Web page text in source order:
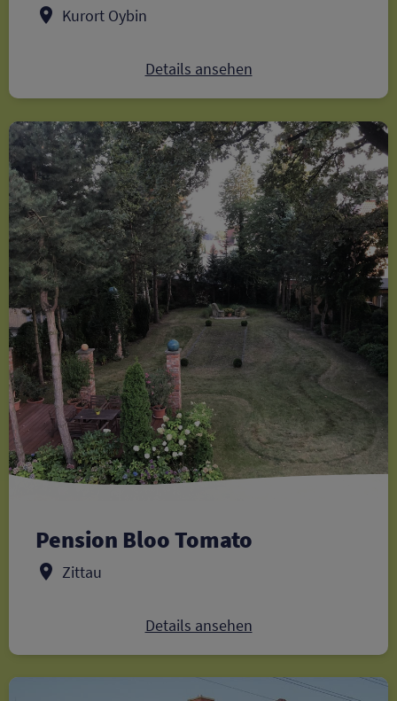
Kurort Oybin
Details ansehen
Pension Bloo Tomato
Zittau
Details ansehen